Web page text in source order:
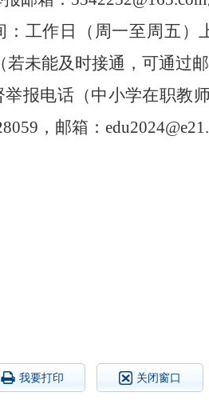
工作日（周一至周五）
未能及时接通，可通过
举报电话（中小学在职教
， 邮箱：
我要打印 关闭窗口